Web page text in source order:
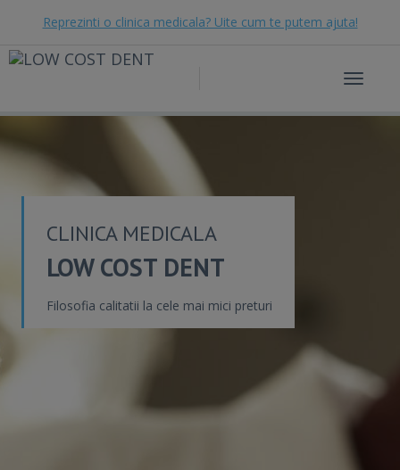
Reprezinti o clinica medicala? Uite cum te putem ajuta!
Toggle
CLINICA MEDICALA
LOW COST DENT
Filosofia calitatii la cele mai mici preturi